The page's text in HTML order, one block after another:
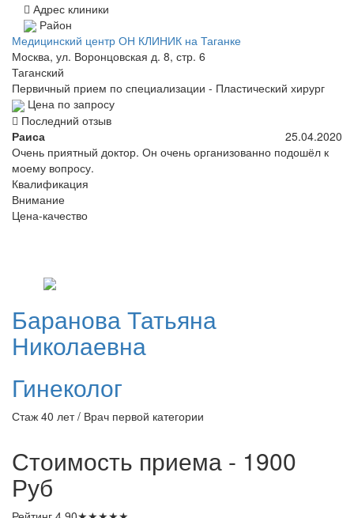
Адрес клиники
Район
Медицинский центр ОН КЛИНИК на Таганке
Москва, ул. Воронцовская д. 8, стр. 6
Таганский
Первичный прием по специализации - Пластический хирург
Цена по запросу
Последний отзыв
Раиса
25.04.2020
Очень приятный доктор. Он очень организованно подошёл к
моему вопросу.
Квалификация
Внимание
Цена-качество
БарановаТатьяна
Николаевна
Гинеколог
Стаж 40 лет / Врач первой категории
Стоимость приема - 1900
Руб